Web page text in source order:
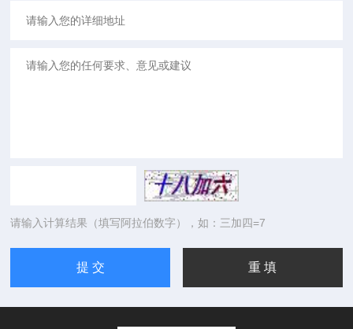
请输入计算结果（填写阿拉伯数字），如：三加四=7